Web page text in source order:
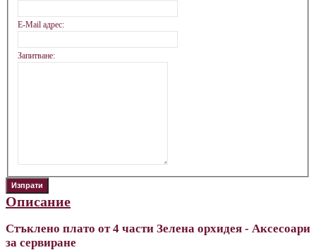
E-Mail адрес:
Запитване:
Описание
Стъклено плато от 4 части Зелена орхидея - Аксесоари
за сервиране